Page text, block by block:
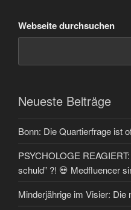
Webseite durchsuchen
Neueste Beiträge
Bonn: Die Quartierfrage ist
PSYCHOLOGE
schuld” ?! 💀 Medfluencer
Minderjährige im Visier: